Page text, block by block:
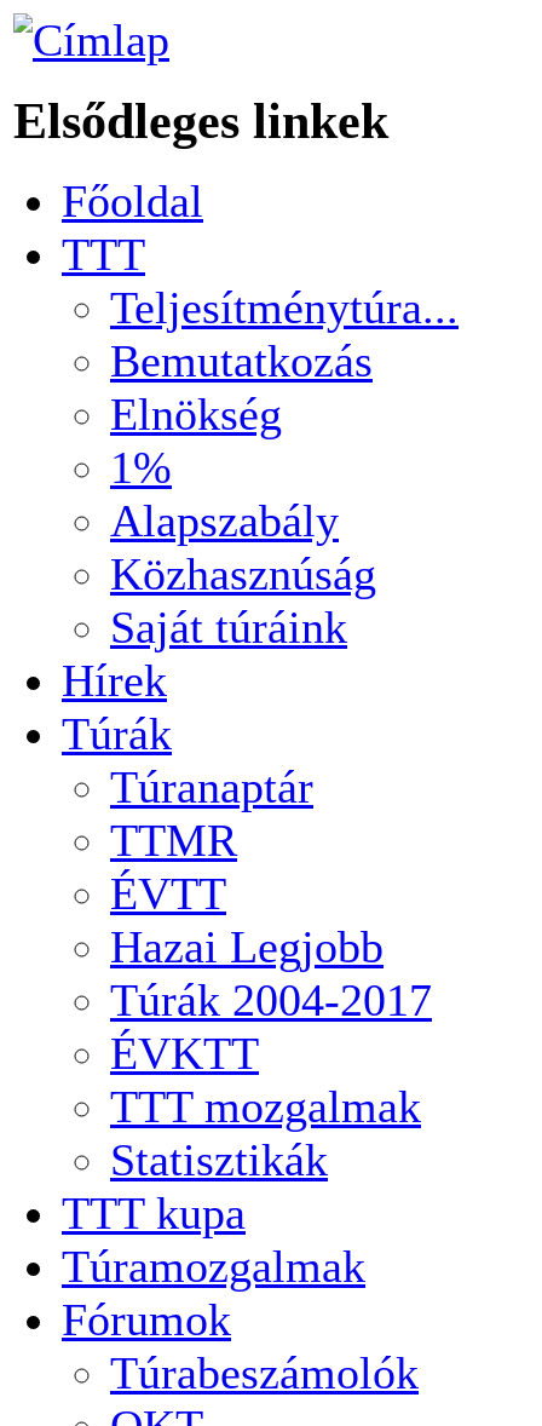
Elsődleges linkek
Főoldal
TTT
Teljesítménytúra...
Bemutatkozás
Elnökség
1%
Alapszabály
Közhasznúság
Saját túráink
Hírek
Túrák
Túranaptár
TTMR
ÉVTT
Hazai Legjobb
Túrák 2004-2017
ÉVKTT
TTT mozgalmak
Statisztikák
TTT kupa
Túramozgalmak
Fórumok
Túrabeszámolók